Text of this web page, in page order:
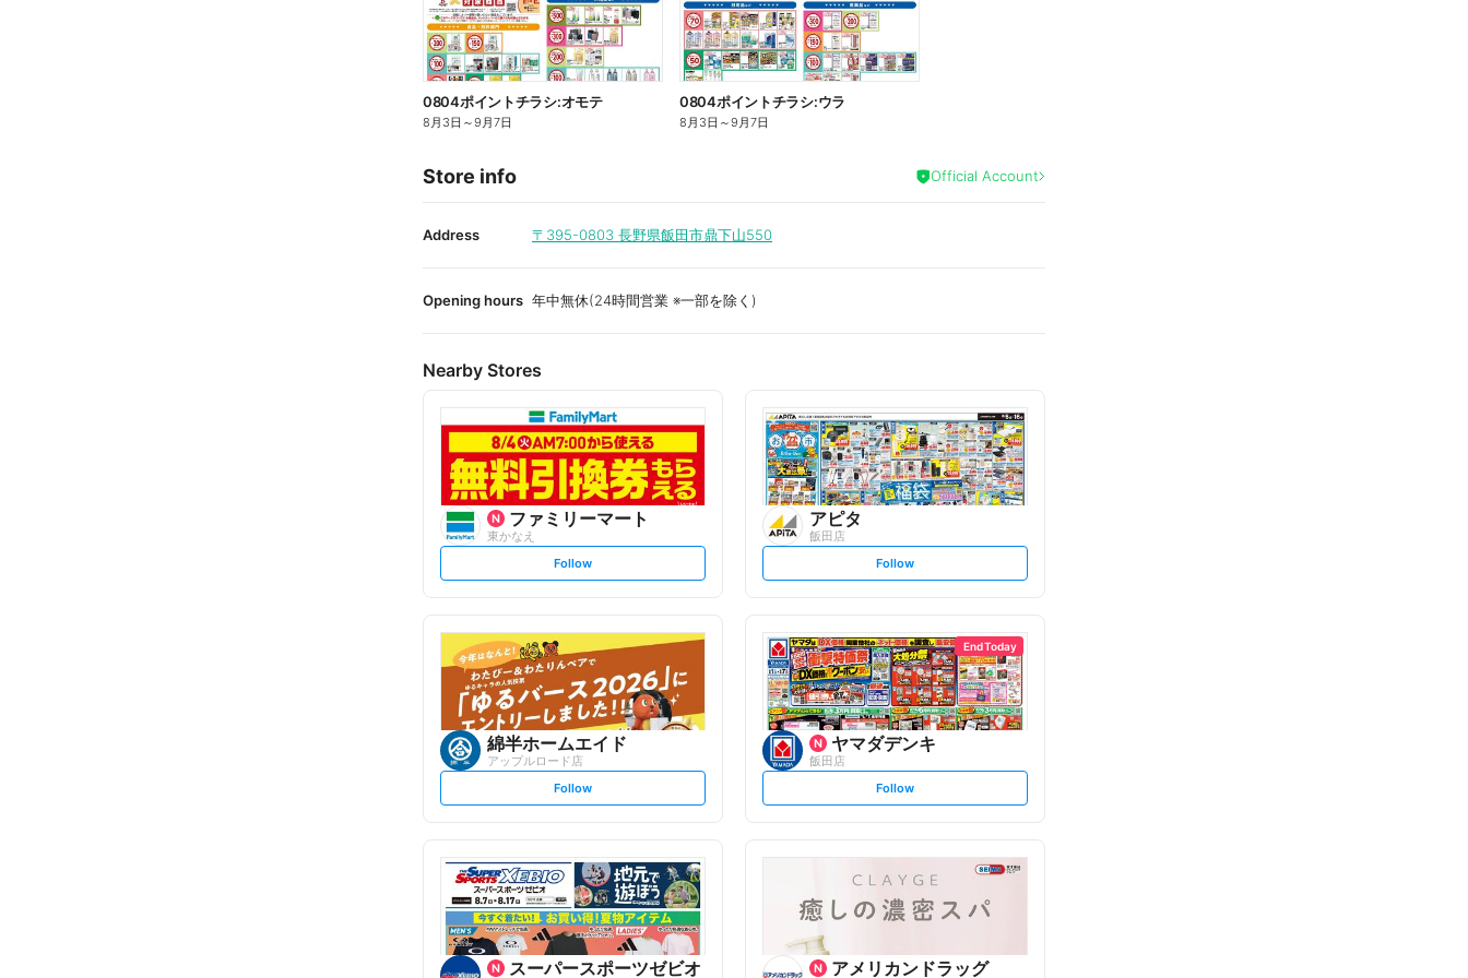
0804ポイントチラシ:オモテ
8月3日 ～9月7日
0804ポイントチラシ:ウラ
8月3日 ～9月7日
Store info Official Account
Address 〒395-0803 長野県飯田市鼎下山550
Opening hours 年中無休(24時間営業 ※一部を除く)
Nearby Stores
ファミリーマート
東かなえ
s
t
l
o
w
Follow
アピタ
飯田店
s
t
l
o
w
Follow
綿半ホームエイド
アップルロード店
s
t
l
o
w
Follow
End Today
ヤマダデンキ
飯田店
s
t
l
w
Follow
スーパースポーツゼビオ アメリカンドラッグ